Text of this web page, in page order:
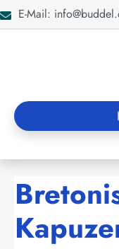
Zur Suche
E-Mail: